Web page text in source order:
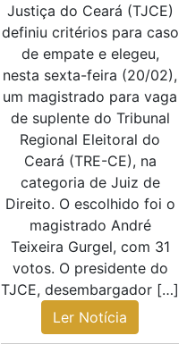
Justiça do Ceará (TJCE)
definiu critérios para caso
de empate e elegeu,
nesta sexta-feira (20/02),
um magistrado para vaga
de suplente do Tribunal
Regional Eleitoral do
Ceará (TRE-CE), na
categoria de Juiz de
Direito. O escolhido foi o
magistrado André
Teixeira Gurgel, com 31
votos. O presidente do
TJCE, desembargador […]
Ler Notícia